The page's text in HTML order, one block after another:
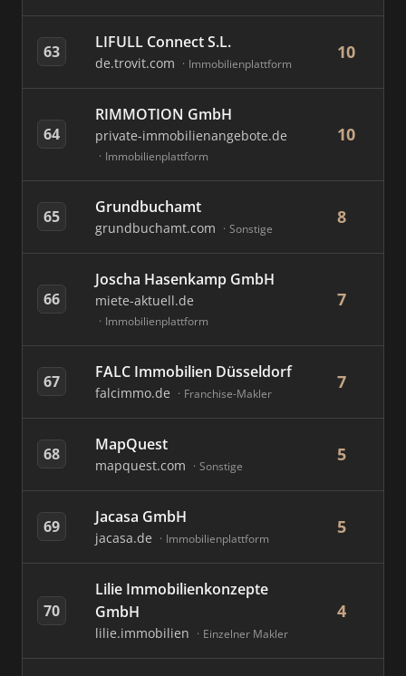
63 LIFULL Connect S.L.
de.trovit.com Immobilienplattform
10
64
RIMMOTION GmbH
private-immobilienangebote.de
Immobilienplattform
10
65 Grundbuchamt
grundbuchamt.com Sonstige
8
66
Joscha Hasenkamp GmbH
miete-aktuell.de
Immobilienplattform
7
67 FALC Immobilien Düsseldorf
falcimmo.de Franchise-Makler
7
68 MapQuest
mapquest.com Sonstige
5
69 Jacasa GmbH
jacasa.de Immobilienplattform
5
70
Lilie Immobilienkonzepte
GmbH
lilie.immobilien Einzelner Makler
4